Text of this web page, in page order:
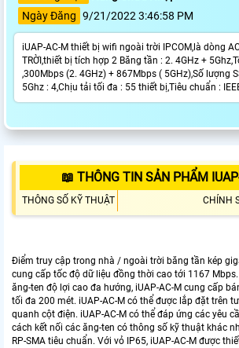
Ngày Đăng 9/21/2022 3:46:58 PM
iUAP-AC-M thiết bị wifi ngoài trời IPCOM,là dòng
TRỜI,thiết bị tích hợp 2 Băng tần : 2. 4GHz +
,300Mbps (2. 4GHz) + 867Mbps ( 5GHz),Số lượng
5Ghz : 4,Chịu tải tối đa : 55 thiết bị,Tiêu chuẩn :
📖 THÔNG TIN SẢN PHẨM
THÔNG SỐ KỸ THUẬT CHÍNH
Điểm truy cập trong nhà / ngoài trời băng tần kép
cung cấp tốc độ dữ liệu đồng thời cao tới 1167
ăng-ten độ lợi cao đa hướng, iUAP-AC-M cung cấp
tối đa 200 mét. iUAP-AC-M có thể được lắp đặt trên
quanh cột điện. iUAP-AC-M có thể đáp ứng các yêu
cách kết nối các ăng-ten có thông số kỹ thuật khác
RP-SMA tiêu chuẩn. Với vỏ IP65, iUAP-AC-M được